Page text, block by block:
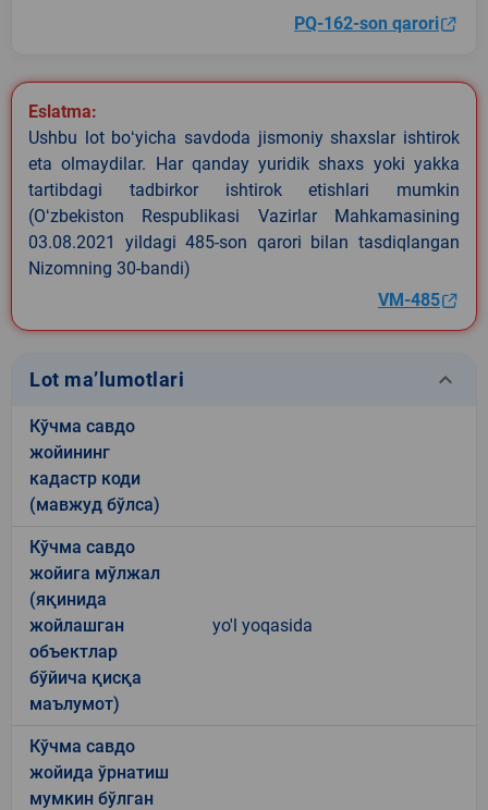
PQ-162-son qarori
Eslatma:
Ushbu lot boʻyicha savdoda jismoniy shaxslar ishtirok
eta olmaydilar. Har qanday yuridik shaxs yoki yakka
tartibdagi tadbirkor ishtirok etishlari mumkin
(Oʻzbekiston Respublikasi Vazirlar Mahkamasining
03.08.2021 yildagi 485-son qarori bilan tasdiqlangan
Nizomning 30-bandi)
VM-485
Lot ma’lumotlari keyboard_arrow_down
Кўчма савдо
жойининг
кадастр коди
(мавжуд бўлса)
Кўчма савдо
жойига мўлжал
(яқинида
жойлашган
объектлар
бўйича қисқа
маълумот)
yo'l yoqasida
Кўчма савдо
жойида ўрнатиш
мумкин бўлган